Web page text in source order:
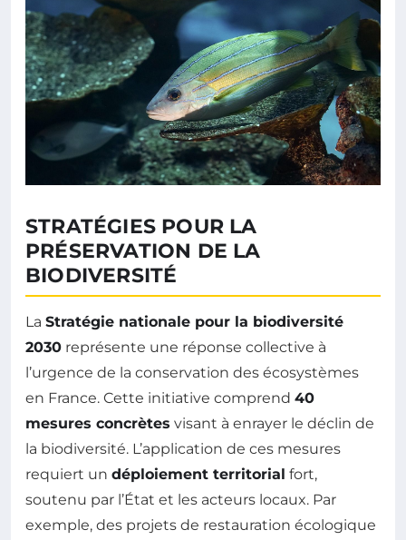
STRATÉGIES POUR LA
PRÉSERVATION DE LA
BIODIVERSITÉ
La Stratégie nationale pour la biodiversité
2030 représente une réponse collective à
l’urgence de la conservation des écosystèmes
en France. Cette initiative comprend 40
mesures concrètes visant à enrayer le déclin de
la biodiversité. L’application de ces mesures
requiert un déploiement territorial fort,
soutenu par l’État et les acteurs locaux. Par
exemple, des projets de restauration écologique